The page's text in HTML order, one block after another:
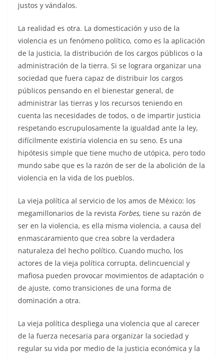
justos y vándalos.
La realidad es otra. La domesticación y uso de la
violencia es un fenómeno político, como es la aplicación
de la justicia, la distribución de los cargos públicos o la
administración de la tierra. Si se lograra organizar una
sociedad que fuera capaz de distribuir los cargos
públicos pensando en el bienestar general, de
administrar las tierras y los recursos teniendo en
cuenta las necesidades de todos, o de impartir justicia
respetando escrupulosamente la igualdad ante la ley,
difícilmente existiría violencia en su seno. Es una
hipótesis simple que tiene mucho de utópica, pero todo
mundo sabe que es la razón de ser de la abolición de la
violencia en la vida de los pueblos.
La vieja política al servicio de los amos de México: los
megamillonarios de la revista Forbes, tiene su razón de
ser en la violencia, es ella misma violencia, a causa del
enmascaramiento que crea sobre la verdadera
naturaleza del hecho político. Cuando mucho, los
actores de la vieja política corrupta, delincuencial y
mafiosa pueden provocar movimientos de adaptación o
de ajuste, como transiciones de una forma de
dominación a otra.
La vieja política despliega una violencia que al carecer
de la fuerza necesaria para organizar la sociedad y
regular su vida por medio de la justicia económica y la